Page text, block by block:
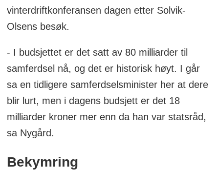
vinterdriftkonferansen dagen etter Solvik-
Olsens besøk.
- I budsjettet er det satt av 80 milliarder til
samferdsel nå, og det er historisk høyt. I går
sa en tidligere samferdselsminister her at dere
blir lurt, men i dagens budsjett er det 18
milliarder kroner mer enn da han var statsråd,
sa Nygård.
Bekymring